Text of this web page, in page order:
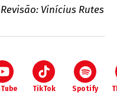
Revisão: Vinícius Rutes
TikTok Spotify